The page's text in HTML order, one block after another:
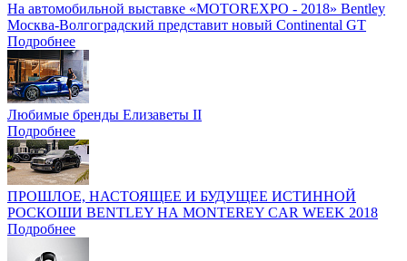
На автомобильной выставке «MOTOREXPO - 2018» Bentley
Москва-Волгоградский представит новый Continental GT
Подробнее
Любимые бренды Елизаветы II
Подробнее
ПРОШЛОЕ, НАСТОЯЩЕЕ И БУДУЩЕЕ ИСТИННОЙ
РОСКОШИ BENTLEY НА MONTEREY CAR WEEK 2018
Подробнее